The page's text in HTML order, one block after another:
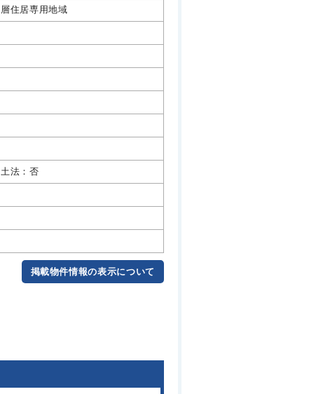
住居専用地域
法：否
掲載物件情報の表示について